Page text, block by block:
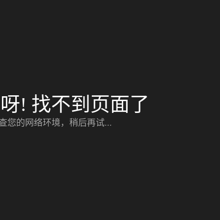
! 找不到页面了
您的网络环境，稍后再试...